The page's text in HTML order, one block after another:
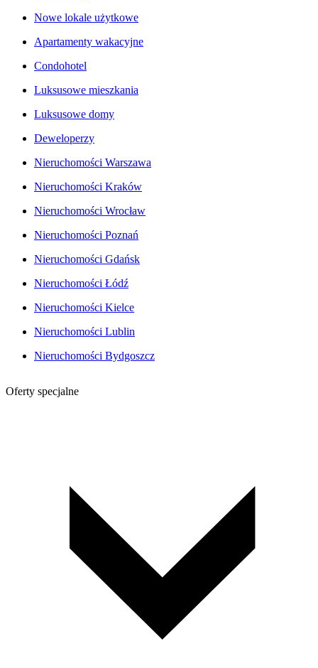
Nowe lokale użytkowe
Apartamenty wakacyjne
Condohotel
Luksusowe mieszkania
Luksusowe domy
Deweloperzy
Nieruchomości Warszawa
Nieruchomości Kraków
Nieruchomości Wrocław
Nieruchomości Poznań
Nieruchomości Gdańsk
Nieruchomości Łódź
Nieruchomości Kielce
Nieruchomości Lublin
Nieruchomości Bydgoszcz
Oferty specjalne